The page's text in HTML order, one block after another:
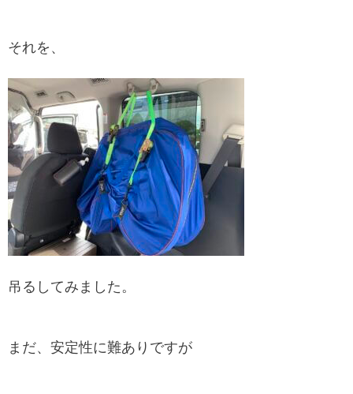
それを、
吊るしてみました。
まだ、安定性に難ありですが